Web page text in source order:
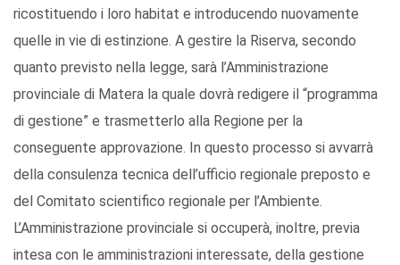
ricostituendo i loro habitat e introducendo nuovamente
quelle in vie di estinzione. A gestire la Riserva, secondo
quanto previsto nella legge, sarà l’Amministrazione
provinciale di Matera la quale dovrà redigere il “programma
di gestione” e trasmetterlo alla Regione per la
conseguente approvazione. In questo processo si avvarrà
della consulenza tecnica dell’ufficio regionale preposto e
del Comitato scientifico regionale per l’Ambiente.
L’Amministrazione provinciale si occuperà, inoltre, previa
intesa con le amministrazioni interessate, della gestione